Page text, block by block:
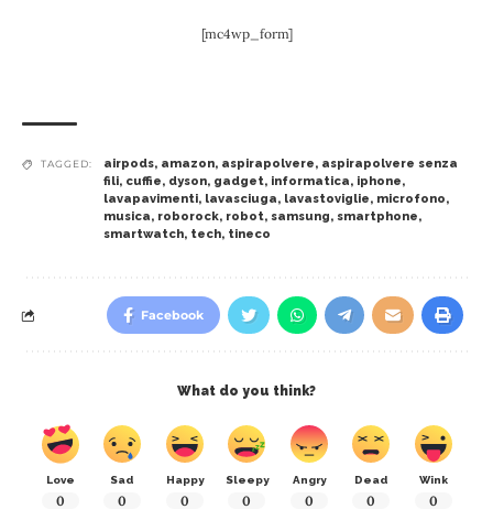
[mc4wp_form]
TAGGED: airpods, amazon, aspirapolvere, aspirapolvere senza
fili, cuffie, dyson, gadget, informatica, iphone,
lavapavimenti, lavasciuga, lavastoviglie, microfono,
musica, roborock, robot, samsung, smartphone,
smartwatch, tech, tineco
Facebook
What do you think?
Love
0
Sad
0
Happy
0
Sleepy
0
Angry
0
Dead
0
Wink
0